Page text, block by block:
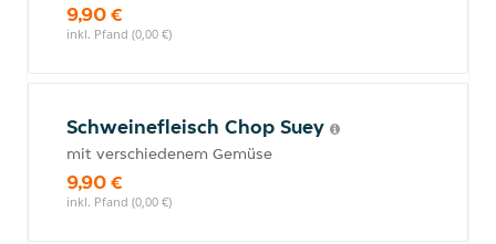
9,90 €
inkl. Pfand (0,00 €)
Schweinefleisch Chop Suey
mit verschiedenem Gemüse
9,90 €
inkl. Pfand (0,00 €)